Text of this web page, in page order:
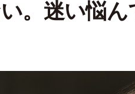
。迷い悩ん